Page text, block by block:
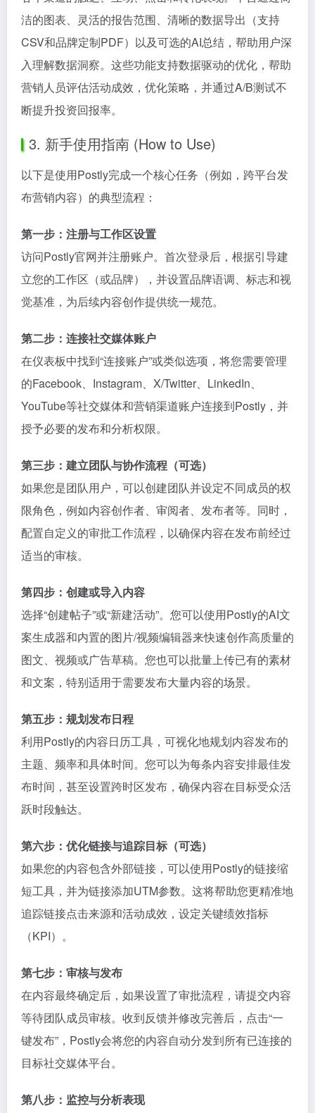
洁的图表、灵活的报告范围、清晰的数据导出（支持
CSV和品牌定制PDF）以及可选的AI总结，帮助用户深
入理解数据洞察。这些功能支持数据驱动的优化，帮助
营销人员评估活动成效，优化策略，并通过A/B测试不
断提升投资回报率。
3. 新手使用指南 (How to Use)
以下是使用Postly完成一个核心任务（例如，跨平台发
布营销内容）的典型流程：
第一步：注册与工作区设置
访问Postly官网并注册账户。首次登录后，根据引导建
立您的工作区（或品牌），并设置品牌语调、标志和视
觉基准，为后续内容创作提供统一规范。
第二步：连接社交媒体账户
在仪表板中找到“连接账户”或类似选项，将您需要管理
的Facebook、Instagram、X/Twitter、LinkedIn、
YouTube等社交媒体和营销渠道账户连接到Postly，并
授予必要的发布和分析权限。
第三步：建立团队与协作流程（可选）
如果您是团队用户，可以创建团队并设定不同成员的权
限角色，例如内容创作者、审阅者、发布者等。同时，
配置自定义的审批工作流程，以确保内容在发布前经过
适当的审核。
第四步：创建或导入内容
选择“创建帖子”或“新建活动”。您可以使用Postly的AI文
案生成器和内置的图片/视频编辑器来快速创作高质量的
图文、视频或广告草稿。您也可以批量上传已有的素材
和文案，特别适用于需要发布大量内容的场景。
第五步：规划发布日程
利用Postly的内容日历工具，可视化地规划内容发布的
主题、频率和具体时间。您可以为每条内容安排最佳发
布时间，甚至设置跨时区发布，确保内容在目标受众活
跃时段触达。
第六步：优化链接与追踪目标（可选）
如果您的内容包含外部链接，可以使用Postly的链接缩
短工具，并为链接添加UTM参数。这将帮助您更精准地
追踪链接点击来源和活动成效，设定关键绩效指标
（KPI）。
第七步：审核与发布
在内容最终确定后，如果设置了审批流程，请提交内容
等待团队成员审核。收到反馈并修改完善后，点击“一
键发布”，Postly会将您的内容自动分发到所有已连接的
目标社交媒体平台。
第八步：监控与分析表现